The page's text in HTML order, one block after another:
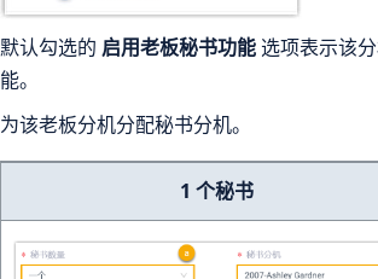
默认勾选的 启用老板秘书功能选项表示该
能。
为该老板分机分配秘书分机。
1 个秘书